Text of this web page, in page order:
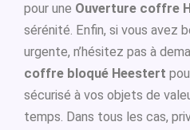
pour une Ouverture coffre
sérénité. Enfin, si vous avez
urgente, n’hésitez pas à
coffre bloqué Heestert
sécurisé à vos objets de
temps. Dans tous les cas,